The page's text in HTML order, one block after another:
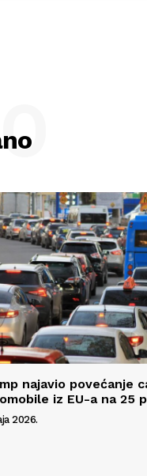
najavio povećanje
iz EU-a na 25
2026.